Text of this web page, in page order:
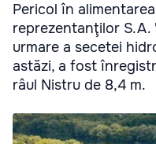
Pericol în
reprezentanţilor S.A.
urmare a secetei
astăzi, a fost
râul Nistru de 8,4 m.